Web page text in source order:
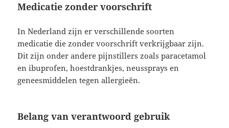
Medicatie zonder voorschrift
In Nederland zijn er verschillende soorten
medicatie die zonder voorschrift verkrijgbaar zijn.
Dit zijn onder andere pijnstillers zoals paracetamol
en ibuprofen, hoestdrankjes, neussprays en
geneesmiddelen tegen allergieën.
Belang van verantwoord gebruik